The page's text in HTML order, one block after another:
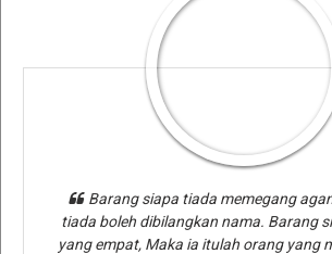
Barang siapa tiada memegang
tiada boleh dibilangkan nama. Barang
yang empat, Maka ia itulah orang yang